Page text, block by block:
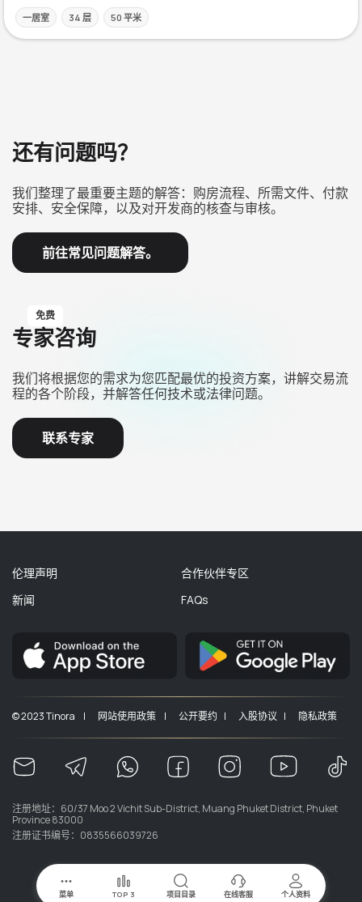
菜单 TOP 3 项目目录 在线客服 个人资料
一居室 34 层 50 平米
还有问题吗？
我们整理了最重要主题的解答：购房流程、所需文件、付款
安排、安全保障，以及对开发商的核查与审核。
前往常见问题解答。
免费
专家咨询
我们将根据您的需求为您匹配最优的投资方案，讲解交易流
程的各个阶段，并解答任何技术或法律问题。
联系专家
伦理声明
新闻
合作伙伴专区
FAQs
© 2023 Tinora | 网站使用政策 | 公开要约 | 入股协议 | 隐私政策
注册地址：60/37 Moo 2 Vichit Sub-District, Muang Phuket District, Phuket
Province 83000
注册证书编号：0835566039726